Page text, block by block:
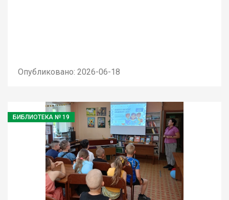
Опубликовано: 2026-06-18
БИБЛИОТЕКА № 19